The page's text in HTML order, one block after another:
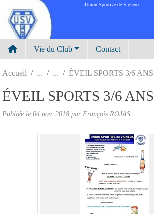
Union Sportive de Vigneux
Vie du Club Contact
Accueil ÉVEIL SPORTS 3/6 ANS
ÉVEIL SPORTS 3/6 ANS
Publiée le 04 nov. 2018 par François ROJAS
Panneau de gestion des cookies